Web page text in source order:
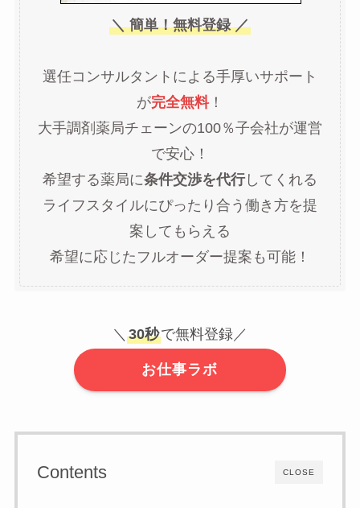
＼ 簡単！無料登録 ／
選任コンサルタントによる手厚いサポート
が完全無料！
大手調剤薬局チェーンの100％子会社が運営
で安心！
希望する薬局に条件交渉を代行 してくれる
ライフスタイルにぴったり合う働き方を提
案してもらえる
希望に応じたフルオーダー提案も可能！
＼ 30秒で無料登録／
お仕事ラボ
CLOSE
Contents